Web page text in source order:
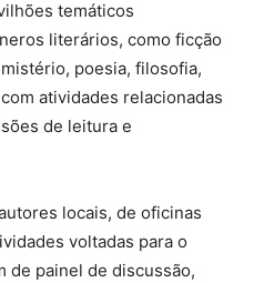
temáticos
literários, como ficção
poesia, filosofia,
atividades relacionadas
de leitura e
locais, de oficinas
voltadas para o
de painel de discussão,